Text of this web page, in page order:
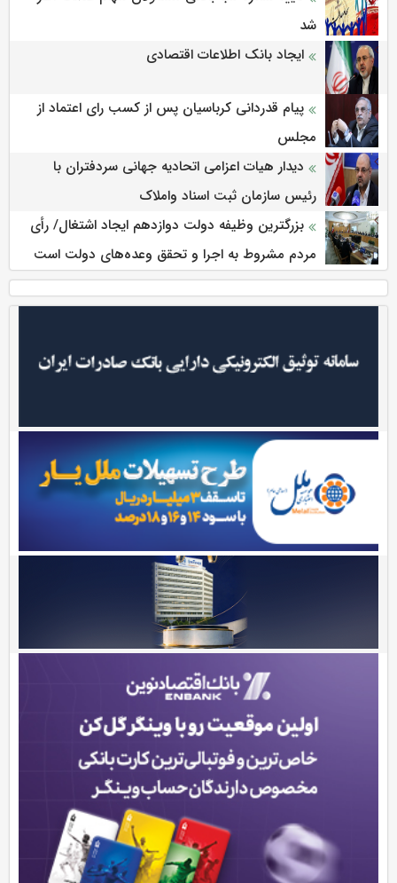
شد
ایجاد بانک اطلاعات اقتصادی
پیام قدردانی کرباسیان پس از کسب رای اعتماد از
مجلس
دیدار هیات اعزامی اتحادیه جهانی سردفتران با
رئیس سازمان ثبت اسناد واملاک
بزرگترین وظیفه دولت دوازدهم ایجاد اشتغال/ رأی
مردم مشروط به اجرا و تحقق وعده‌های دولت است